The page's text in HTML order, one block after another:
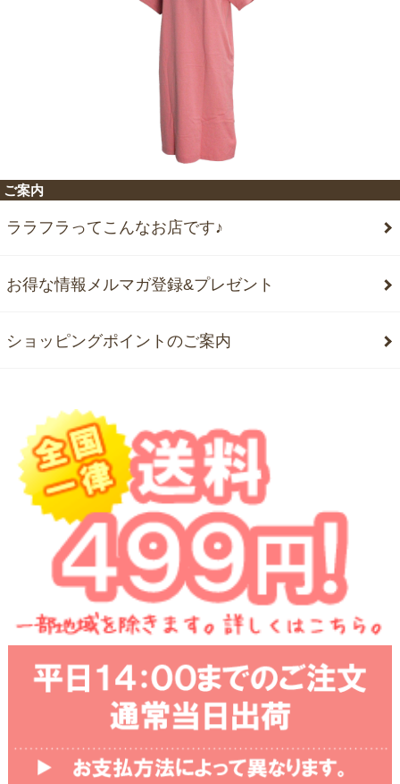
ご案内
ララフラってこんなお店です♪
お得な情報メルマガ登録&プレゼント
ショッピングポイントのご案内